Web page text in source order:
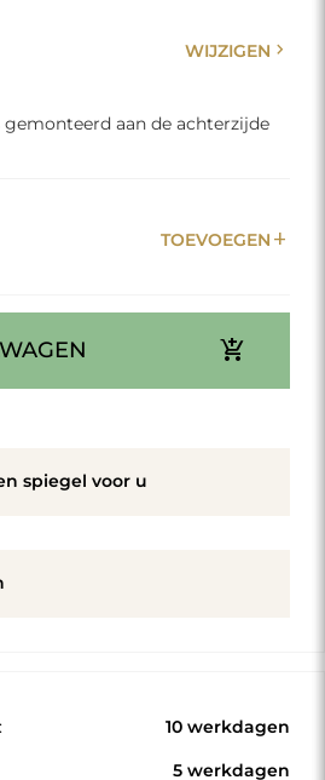
WIJZIGEN chevron_right
gemonteerd aan de achterzijde
TOEVOEGEN add
add_shopping_cart
spiegel voor u
10 werkdagen
5 werkdagen